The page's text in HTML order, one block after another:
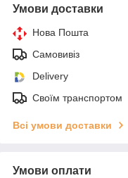
Умови доставки
Нова Пошта
Самовивіз
Delivery
Своїм транспортом
Всі умови доставки
Умови оплати